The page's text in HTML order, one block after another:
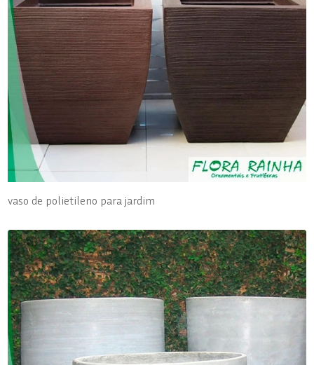
vaso de polietileno para jardim